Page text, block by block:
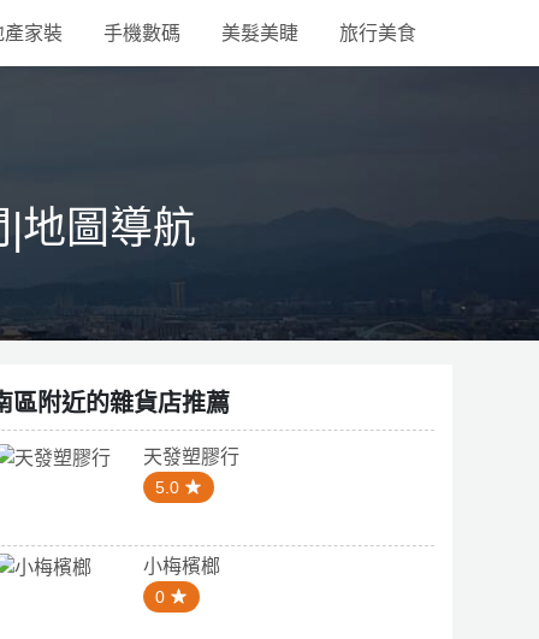
產家裝 手機數碼 美髮美睫 旅行美食
地圖導航
區附近的雜貨店推薦
天發塑膠行
5.0
小梅檳榔
0